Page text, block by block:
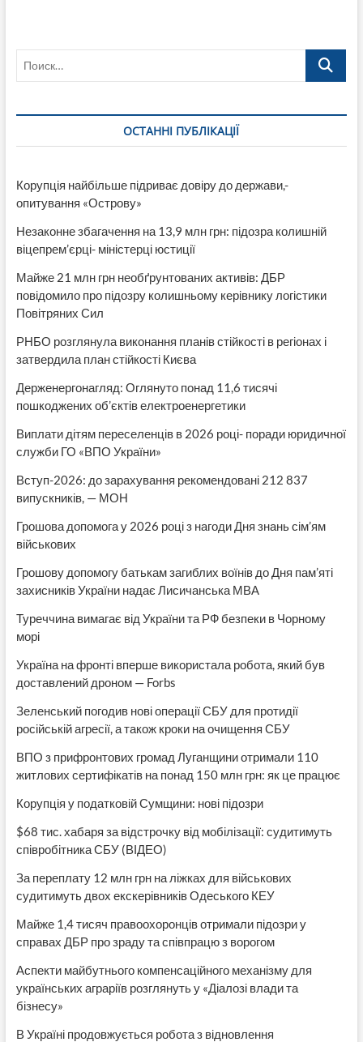
10
суток
отсутствовал
Т.е.
дезертировал?
теперь
судится
льготы
УБД
Поиск…
ОСТАННІ ПУБЛІКАЦІЇ
Корупція найбільше підриває довіру до держави,-
опитування «Острову»
Незаконне збагачення на 13,9 млн грн: підозра колишній
віцепрем’єрці- міністерці юстиції
Майже 21 млн грн необґрунтованих активів: ДБР
повідомило про підозру колишньому керівнику логістики
Повітряних Сил
РНБО розглянула виконання планів стійкості в регіонах і
затвердила план стійкості Києва
Держенергонагляд: Оглянуто понад 11,6 тисячі
пошкоджених об’єктів електроенергетики
Виплати дітям переселенців в 2026 році- поради юридичної
служби ГО «ВПО України»
Вступ-2026: до зарахування рекомендовані 212 837
випускників, — МОН
Грошова допомога у 2026 році з нагоди Дня знань сім’ям
військових
Грошову допомогу батькам загиблих воїнів до Дня пам’яті
захисників України надає Лисичанська МВА
Туреччина вимагає від України та РФ безпеки в Чорному
морі
Україна на фронті вперше використала робота, який був
доставлений дроном — Forbs
Зеленський погодив нові операції СБУ для протидії
російській агресії, а також кроки на очищення СБУ
ВПО з прифронтових громад Луганщини отримали 110
житлових сертифікатів на понад 150 млн грн: як це працює
Корупція у податковій Сумщини: нові підозри
$68 тис. хабаря за відстрочку від мобілізації: судитимуть
співробітника СБУ (ВІДЕО)
За переплату 12 млн грн на ліжках для військових
судитимуть двох екскерівників Одеського КЕУ
Майже 1,4 тисяч правоохоронців отримали підозри у
справах ДБР про зраду та співпрацю з ворогом
Аспекти майбутнього компенсаційного механізму для
українських аграріїв розглянуть у «Діалозі влади та
бізнесу»
В Україні продовжується робота з відновлення